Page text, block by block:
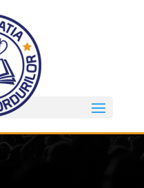
cel mai inalt
Romania – 300 m